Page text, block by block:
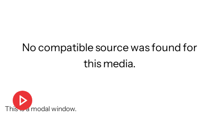
This is a modal window.
No compatible source was found for
this media.